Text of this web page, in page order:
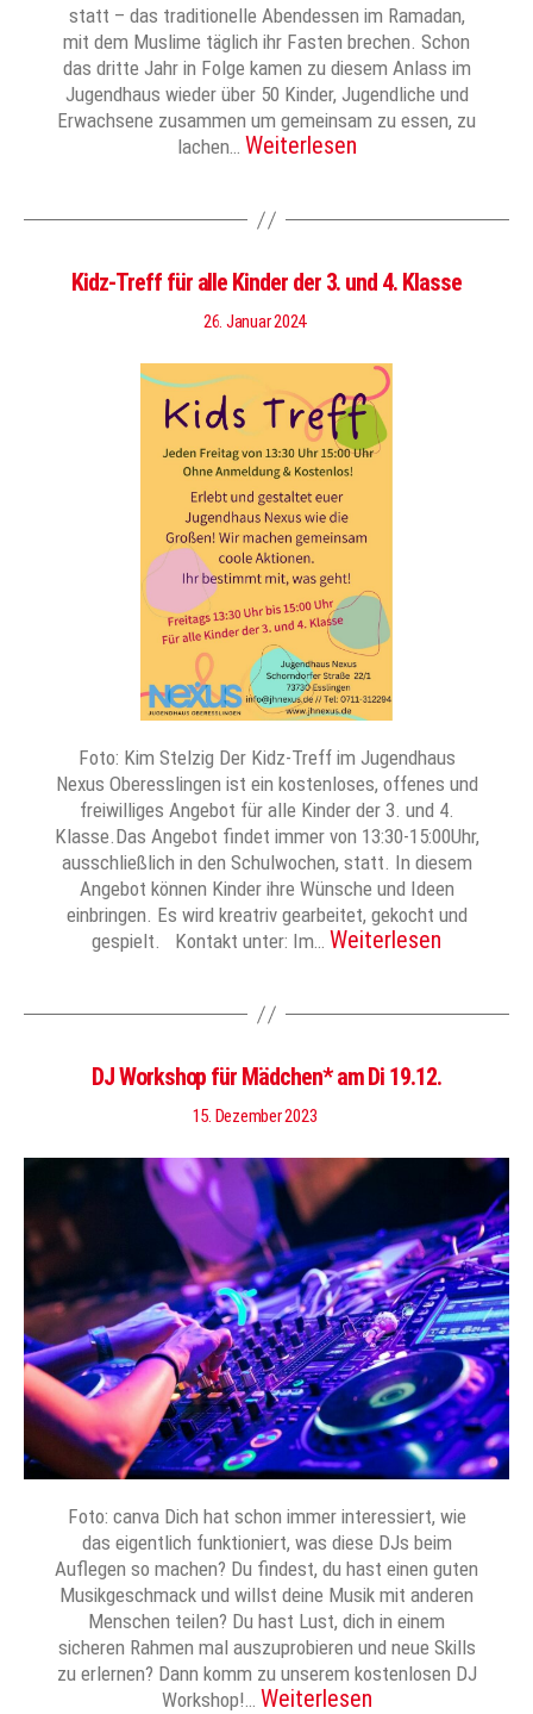
statt – das traditionelle Abendessen im Ramadan,
mit dem Muslime täglich ihr Fasten brechen. Schon
das dritte Jahr in Folge kamen zu diesem Anlass im
Jugendhaus wieder über 50 Kinder, Jugendliche und
Erwachsene zusammen um gemeinsam zu essen, zu
lachen… Weiterlesen
Kidz-Treff für alle Kinder der 3. und 4. Klasse
26. Januar 2024
Foto: Kim Stelzig Der Kidz-Treff im Jugendhaus
Nexus Oberesslingen ist ein kostenloses, offenes und
freiwilliges Angebot für alle Kinder der 3. und 4.
Klasse.Das Angebot findet immer von 13:30-15:00Uhr,
ausschließlich in den Schulwochen, statt. In diesem
Angebot können Kinder ihre Wünsche und Ideen
einbringen. Es wird kreatriv gearbeitet, gekocht und
gespielt. Kontakt unter: Im… Weiterlesen
DJ Workshop für Mädchen* am Di 19.12.
15. Dezember 2023
Foto: canva Dich hat schon immer interessiert, wie
das eigentlich funktioniert, was diese DJs beim
Auflegen so machen? Du findest, du hast einen guten
Musikgeschmack und willst deine Musik mit anderen
Menschen teilen? Du hast Lust, dich in einem
sicheren Rahmen mal auszuprobieren und neue Skills
zu erlernen? Dann komm zu unserem kostenlosen DJ
Workshop!… Weiterlesen